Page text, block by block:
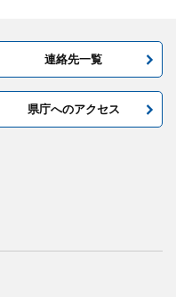
連絡先一覧
県庁へのアクセス